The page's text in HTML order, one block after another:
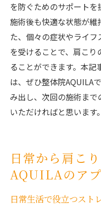
を防ぐためのサポートを
施術後も快適な状態が維
た、個々の症状やライ
を受けることで、肩こ
ることができます。本
は、ぜひ整体院AQUILA
み出し、次回の施術ま
いただければと思います。
日常から肩こ
AQUILAのア
日常生活で役立つスト